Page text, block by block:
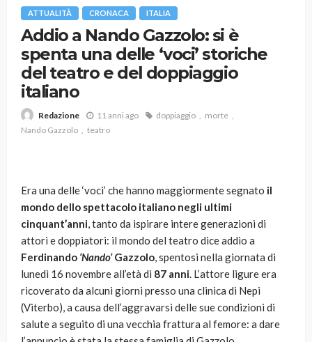
ATTUALITÀ CRONACA ITALIA
Addio a Nando Gazzolo: si è
spenta una delle ‘voci’ storiche
del teatro e del doppiaggio
italiano
Redazione 11 anni ago doppiaggio
morte
Nando Gazzolo
teatro
Era una delle ‘voci’ che hanno maggiormente segnato il
mondo dello spettacolo italiano negli ultimi
cinquant’anni, tanto da ispirare intere generazioni di
attori e doppiatori: il mondo del teatro dice addio a
Ferdinando ‘Nando’Gazzolo, spentosi nella giornata di
lunedì 16 novembre all’età di 87 anni. L’attore ligure era
ricoverato da alcuni giorni presso una clinica di Nepi
(Viterbo), a causa dell’aggravarsi delle sue condizioni di
salute a seguito di una vecchia frattura al femore: a dare